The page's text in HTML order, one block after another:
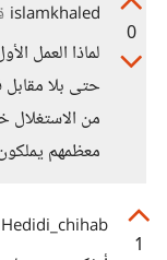
0
islamkhaled
لماذا العمل
حتى بلا
من
معظمهم
1
Hedidi_chihab